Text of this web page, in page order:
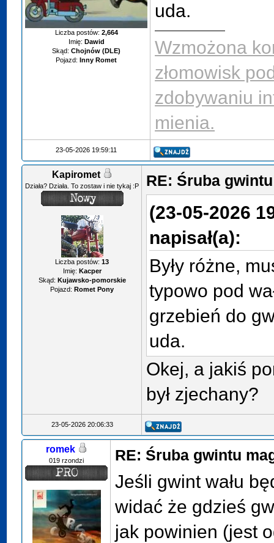
Liczba postów: 2,664
Imię: Dawid
Skąd: Chojnów (DLE)
Pojazd: Inny Romet
uda.
Wzmożona
złomowisk
zdobywaniu
mienia.
23-05-2026 19:59:11
Kapiromet
Działa? Działa. To zostaw i nie tykaj :P
Liczba postów:13
Imię: Kacper
Skąd: Kujawsko-pomorskie
Pojazd: Romet Pony
RE: Śruba
(23-05-2026
napisał(a):
Były różne,
typowo pod
grzebień do
uda.
Okej, a jakiś
był zjechany?
23-05-2026 20:06:33
romek
019 rzondzi RE: Śruba gwintu
Jeśli gwint wału
widać że gdzieś
jak powinien (jest